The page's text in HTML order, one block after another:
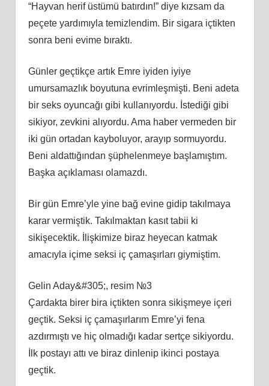
“Hayvan herif üstümü batırdın!” diye kızsam da
peçete yardımıyla temizlendim. Bir sigara içtikten
sonra beni evime bıraktı.
Günler geçtikçe artık Emre iyiden iyiye
umursamazlık boyutuna evrimleşmişti. Beni adeta
bir seks oyuncağı gibi kullanıyordu. İstediği gibi
sikiyor, zevkini alıyordu. Ama haber vermeden bir
iki gün ortadan kayboluyor, arayıp sormuyordu.
Beni aldattığından şüphelenmeye başlamıştım.
Başka açıklaması olamazdı.
Bir gün Emre’yle yine bağ evine gidip takılmaya
karar vermiştik. Takılmaktan kasıt tabii ki
sikişecektik. İlişkimize biraz heyecan katmak
amacıyla içime seksi iç çamaşırları giymiştim.
Gelin Aday&#305;, resim №3
Çardakta birer bira içtikten sonra sikişmeye içeri
geçtik. Seksi iç çamaşırlarım Emre’yi fena
azdırmıştı ve hiç olmadığı kadar sertçe sikiyordu.
İlk postayı attı ve biraz dinlenip ikinci postaya
geçtik.